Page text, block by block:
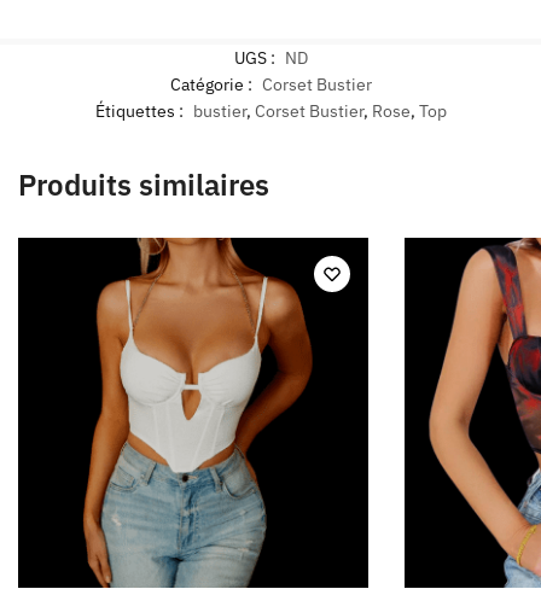
UGS : ND
Catégorie : Corset Bustier
Étiquettes : bustier, Corset Bustier, Rose, Top
Produits similaires